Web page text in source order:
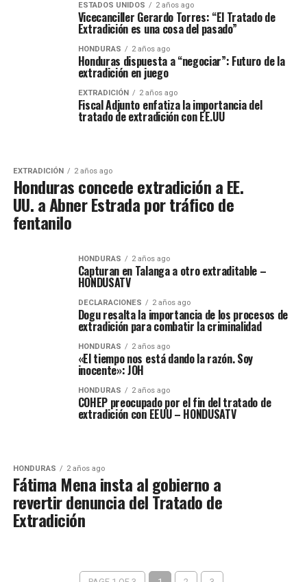
ESTADOS UNIDOS 2 años ago
Vicecanciller Gerardo Torres: “El Tratado de
Extradición es una cosa del pasado”
HONDURAS 2 años ago
Honduras dispuesta a “negociar”: Futuro de la
extradición en juego
EXTRADICIÓN 2 años ago
Fiscal Adjunto enfatiza la importancia del
tratado de extradición con EE.UU
EXTRADICIÓN 2 años ago
Honduras concede extradición a EE.
UU. a Abner Estrada por tráfico de
fentanilo
HONDURAS 2 años ago
Capturan en Talanga a otro extraditable –
HONDUSATV
DECLARACIONES 2 años ago
Dogu resalta la importancia de los procesos de
extradición para combatir la criminalidad
HONDURAS 2 años ago
«El tiempo nos está dando la razón. Soy
inocente»: JOH
HONDURAS 2 años ago
COHEP preocupado por el fin del tratado de
extradición con EEUU – HONDUSATV
HONDURAS 2 años ago
Fátima Mena insta al gobierno a
revertir denuncia del Tratado de
Extradición